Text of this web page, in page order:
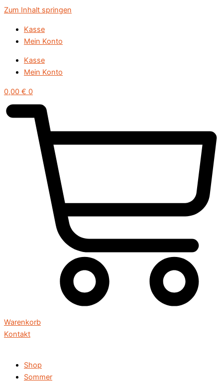
Zum Inhalt springen
Kasse
Mein Konto
Kasse
Mein Konto
0,00 € 0
Warenkorb
Kontakt
Shop
Sommer